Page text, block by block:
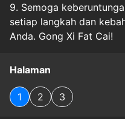
9. Semoga
setiap langkah dan
Anda. Gong Xi Fat Cai!
Halaman
1 2 3